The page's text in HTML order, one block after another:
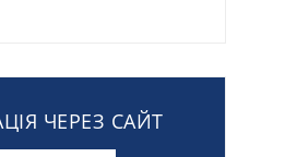
ЧЕРЕЗ САЙТ